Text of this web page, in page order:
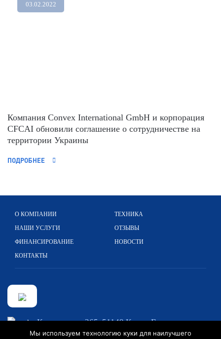
03.02.2022
Компания Convex International GmbH и корпорация
CFCAI обновили соглашение о сотрудничестве на
территории Украины
ПОДРОБНЕЕ
О КОМПАНИИ
НАШИ УСЛУГИ
ФИНАНСИРОВАНИЕ
КОНТАКТЫ
ТЕХНИКА
ОТЗЫВЫ
НОВОСТИ
Кельнерштр. 265, 51149 Кельн, Германия
Мы используем технологию куки для наилучшего